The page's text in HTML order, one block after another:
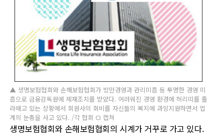
▲ 생명보험협회와 손해보험협회가 방만경영과 관리미흡 등 투명한 경영 미
흡으로 금융감독원에 제재조치를 받았다. 어려워진 경영 환경에 허리띠를 졸
라매고 있는 상황에서 회원사의 회비를 자신들의 복지에 과잉지원하면서 업
계의 눈총을 사고 있다. /각 협회 CI 캡쳐
생명보험협회와 손해보험협회의 시계가 거꾸로 가고 있다.